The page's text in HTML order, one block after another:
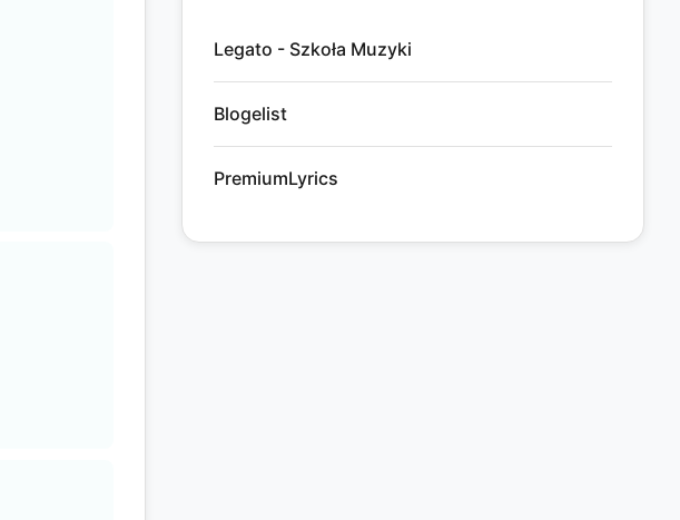
Legato - Szkoła Muzyki
Blogelist
PremiumLyrics